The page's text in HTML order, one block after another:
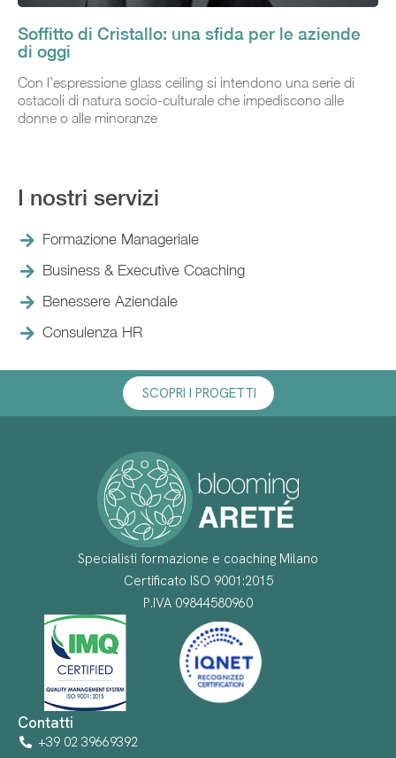
Soffitto di Cristallo: una sfida per le aziende
di oggi
Con l’espressione glass ceiling si intendono una serie di
ostacoli di natura socio-culturale che impediscono alle
donne o alle minoranze
I nostri servizi
Formazione Manageriale
Business & Executive Coaching
Benessere Aziendale
Consulenza HR
SCOPRI I PROGETTI
Specialisti formazione e coaching Milano
Certificato ISO 9001:2015
P.IVA 09844580960
Contatti
+39 02 39669392